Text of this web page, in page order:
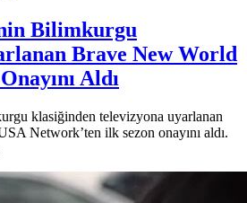
Bilimkurgu
Brave New World
Aldı
klasiğinden televizyona uyarlanan
Network’ten ilk sezon onayını aldı.